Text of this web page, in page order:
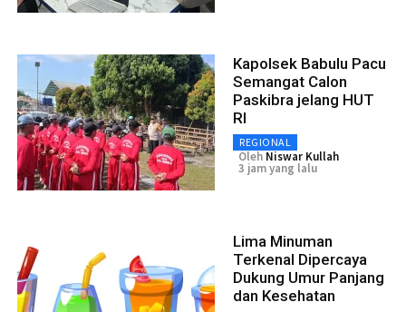
Kapolsek Babulu Pacu
Semangat Calon
Paskibra jelang HUT
RI
REGIONAL
Oleh Niswar Kullah
3 jam yang lalu
Lima Minuman
Terkenal Dipercaya
Dukung Umur Panjang
dan Kesehatan